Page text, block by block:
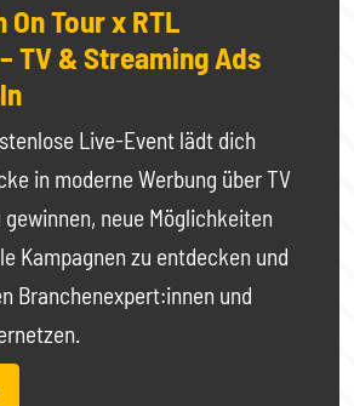
Tour x RTL
TV & Streaming Ads
Live-Event lädt dich
in moderne Werbung über TV
neue Möglichkeiten
Kampagnen zu entdecken und
Branchenexpert:innen und